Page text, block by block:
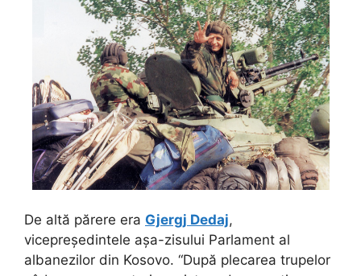
De altă părere era Gjergj Dedaj,
vicepreședintele așa-zisului Parlament al
albanezilor din Kosovo. “După plecarea trupelor